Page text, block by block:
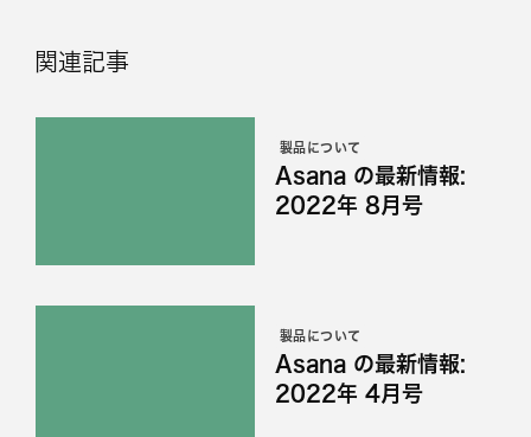
関連記事
製品について
Asana の最新情報:
2022年 8月号
製品について
Asana の最新情報:
2022年 4月号